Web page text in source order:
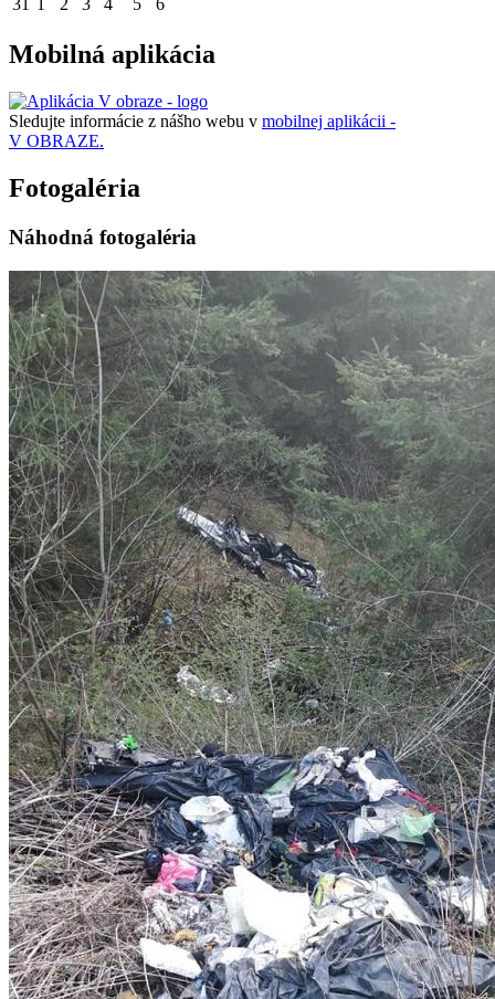
31 1 2 3 4 5 6
Mobilná aplikácia
Sledujte informácie z nášho webu v mobilnej aplikácii -
V OBRAZE.
Fotogaléria
Náhodná fotogaléria